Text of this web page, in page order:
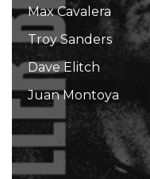
Max Cavalera
Troy Sanders
Dave Elitch
Juan Montoya